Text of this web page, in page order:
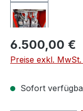
Regulärer Preis:
6.500,00 €
Preise exkl.
Sofort